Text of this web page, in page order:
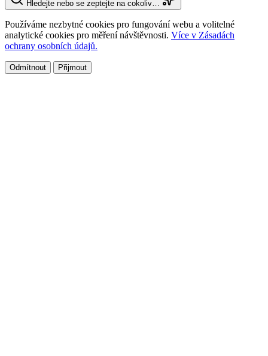
Hledejte nebo se zeptejte na cokoliv…
Používáme nezbytné cookies pro fungování webu a volitelné
analytické cookies pro měření návštěvnosti. Více v Zásadách
ochrany osobních údajů.
Odmítnout Přijmout